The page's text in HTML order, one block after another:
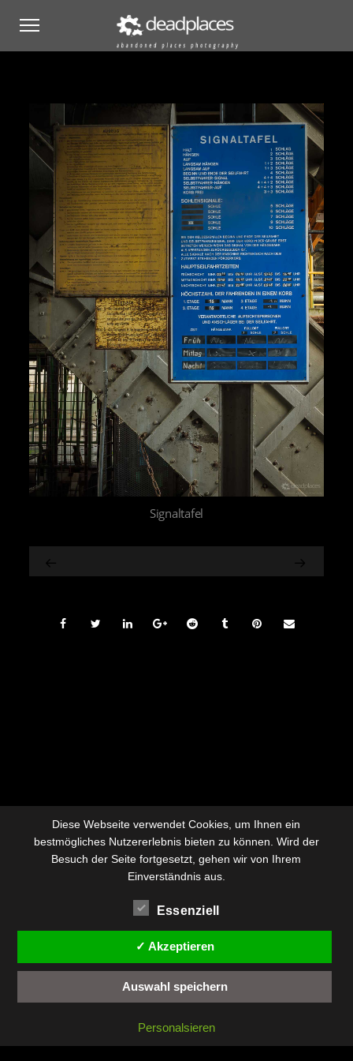
Signaltafel
Diese Webseite verwendet Cookies, um Ihnen ein
bestmögliches Nutzererlebnis bieten zu können. Wird der
Besuch der Seite fortgesetzt, gehen wir von Ihrem
Einverständnis aus.
Essenziell
✓ Akzeptieren
Auswahl speichern
Personalsieren